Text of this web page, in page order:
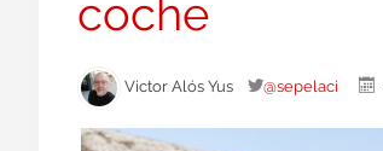
coche
Victor Alós Yus @sepelaci